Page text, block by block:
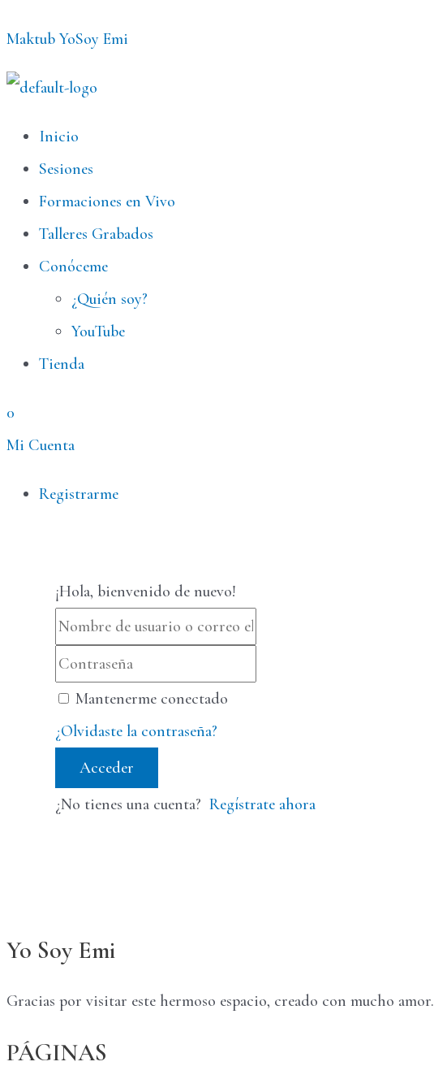
contenido
Maktub YoSoy Emi
MenúInicio
Sesiones
Formaciones en Vivo
Talleres Grabados
Conóceme
¿Quién soy?
YouTube
Tienda
0
Mi Cuenta
MenúRegistrarme
¡Hola, bienvenido de nuevo!
Mantenerme conectado
¿Olvidaste la contraseña?
Acceder
¿No tienes una cuenta? Regístrate ahora
Yo Soy Emi
Gracias por visitar este hermoso espacio, creado con mucho amor.
PÁGINAS